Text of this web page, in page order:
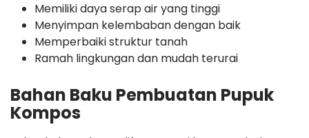
Memiliki daya serap air yang tinggi
Menyimpan kelembaban dengan baik
Memperbaiki struktur tanah
Ramah lingkungan dan mudah terurai
Bahan Baku Pembuatan Pupuk
Kompos